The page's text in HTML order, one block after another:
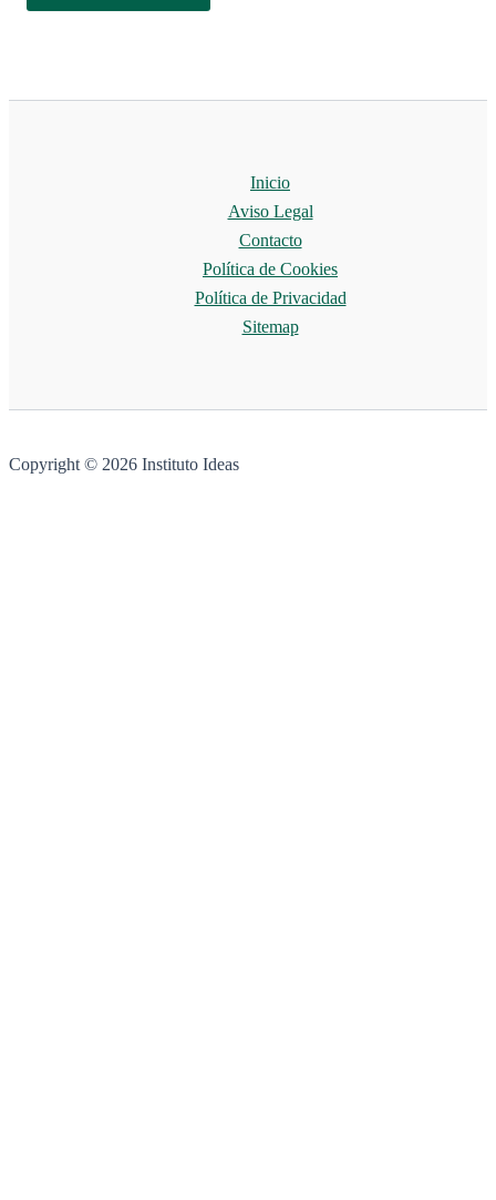
Inicio
Aviso Legal
Contacto
Política de Cookies
Política de Privacidad
Sitemap
Copyright © 2026 Instituto Ideas